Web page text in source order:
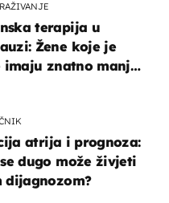
terapija u
Žene koje je
imaju znatno manji
atrija i prognoza:
dugo može živjeti
dijagnozom?